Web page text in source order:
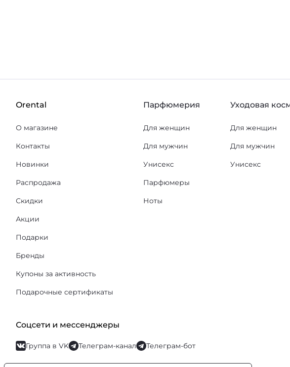
Orental
О магазине
Контакты
Новинки
Распродажа
Скидки
Акции
Подарки
Бренды
Купоны за активность
Подарочные сертификаты
Парфюмерия
Для женщин
Для мужчин
Унисекс
Парфюмеры
Ноты
Уходовая
Для женщин
Для мужчин
Унисекс
Соцсети и мессенджеры
Группа в VK Телеграм-канал Телеграм-бот